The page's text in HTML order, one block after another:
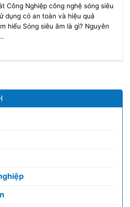
Công Nghiệp công nghệ sóng siêu
dụng có an toàn và hiệu quả
hiểu Sóng siêu âm là gì? Nguyên